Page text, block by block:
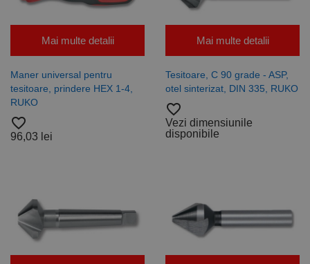
Mai multe detalii
Maner universal pentru
tesitoare, prindere HEX 1-4,
RUKO
favorite_border
96,03 lei
Mai multe detalii
Tesitoare, C 90 grade - ASP,
otel sinterizat, DIN 335, RUKO
favorite_border
Vezi dimensiunile
disponibile